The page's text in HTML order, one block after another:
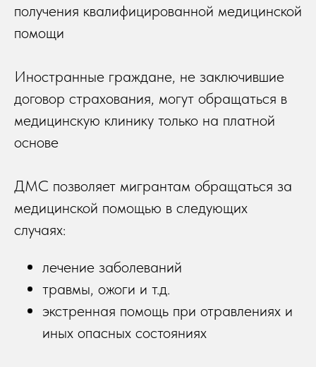
получения квалифицированной медицинской
помощи
Иностранные граждане, не заключившие
договор страхования, могут обращаться в
медицинскую клинику только на платной
основе
ДМС позволяет мигрантам обращаться за
медицинской помощью в следующих
случаях:
лечение заболеваний
травмы, ожоги и т.д.
экстренная помощь при отравлениях и
иных опасных состояниях